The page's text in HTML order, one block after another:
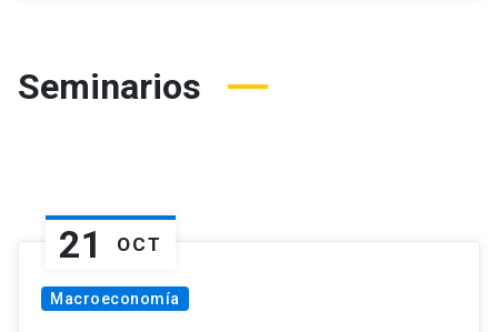
Seminarios
21 OCT
Macroeconomía